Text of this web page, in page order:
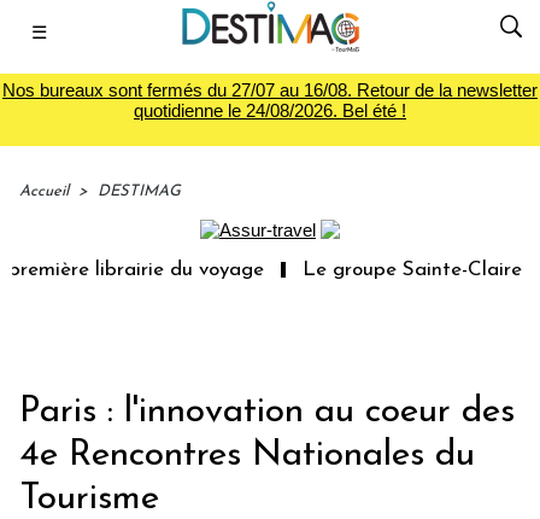
☰
Nos bureaux sont fermés du 27/07 au 16/08. Retour de la newsletter
quotidienne le 24/08/2026. Bel été !
Accueil > DESTIMAG
librairie du voyage Le groupe Sainte-Claire
Paris : l'innovation au coeur des
4e Rencontres Nationales du
Tourisme